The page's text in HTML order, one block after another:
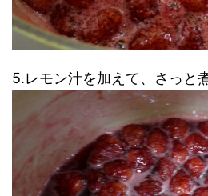
5.レモン汁を加えて、さっと